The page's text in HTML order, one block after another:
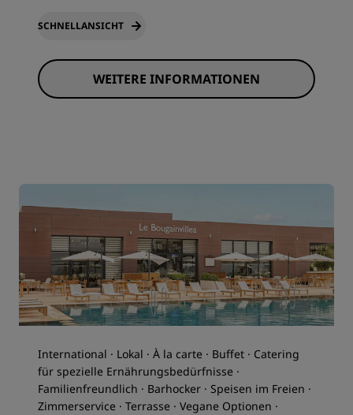
SCHNELLANSICHT
WEITERE INFORMATIONEN
International · Lokal · À la carte · Buffet · Catering
für spezielle Ernährungsbedürfnisse ·
Familienfreundlich · Barhocker · Speisen im Freien ·
Zimmerservice · Terrasse · Vegane Optionen ·